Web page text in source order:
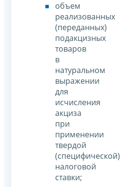
объем
реализованных
(переданных)
подакцизных
товаров
в
натуральном
выражении
для
исчисления
акциза
при
применении
твердой
(специфической)
налоговой
ставки;